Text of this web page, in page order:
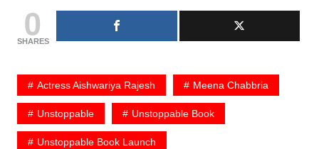
0
SHARES
Actress Aishwariya Rajesh Meena Chabbria
Unstoppable Unstoppable Book
Unstoppable Book Launch